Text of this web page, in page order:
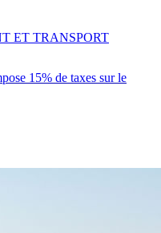
15% de taxes sur le
ET TRANSPORT